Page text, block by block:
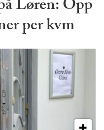
Løren: Opp
per kvm